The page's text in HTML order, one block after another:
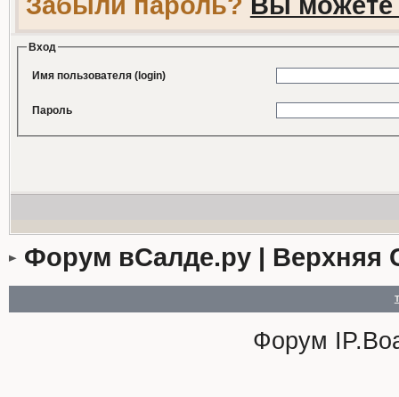
Вход
Имя пользователя (login)
Пароль
Форум вСалде.ру | Верхняя
Форум